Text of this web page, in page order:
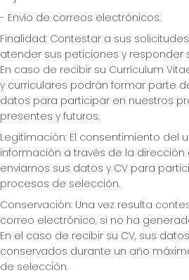
- Envío de correos electrónicos.
Finalidad: Contestar a sus
atender sus peticiones y responder
En caso de recibir su Currículum
y curriculares podrán formar parte
datos para participar en nuestros
presentes y futuros.
Legitimación: El consentimiento del
información a través de la
enviarnos sus datos y CV para
procesos de selección.
Conservación: Una vez resulta
correo electrónico, si no ha
En el caso de recibir su CV, sus
conservados durante un año
de selección.